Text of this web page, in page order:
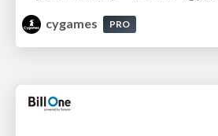
cygames
PRO